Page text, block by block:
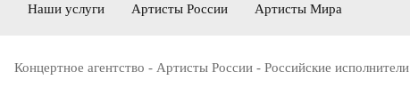
Наши услуги Артисты России Артисты Мира
Концертное агентство - Артисты России - Российские исполнители